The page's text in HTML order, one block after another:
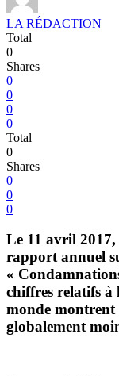
LA RÉDACTION
Total
0
Shares
0
0
0
0
Total
0
Shares
0
0
0
Le 11 avril
rapport annuel
«
chiffres relatifs à
monde montrent
globalement